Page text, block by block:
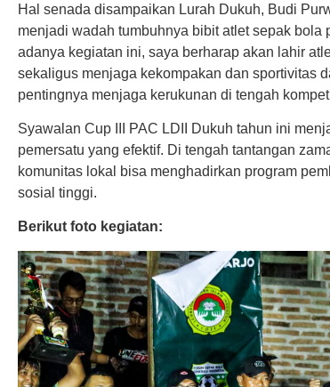
Hal senada disampaikan Lurah Dukuh, Budi
menjadi wadah tumbuhnya bibit atlet sepak bola
adanya kegiatan ini, saya berharap akan lahir
sekaligus menjaga kekompakan dan sportivitas
pentingnya menjaga kerukunan di tengah
Syawalan Cup III PAC LDII Dukuh tahun ini
pemersatu yang efektif. Di tengah tantangan
komunitas lokal bisa menghadirkan program
sosial tinggi.
Berikut foto kegiatan: